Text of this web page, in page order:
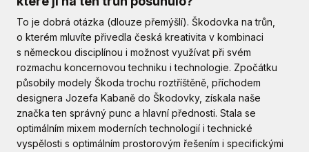
To je dobrá otázka (dlouze přemýšlí). Škodovka na trůn,
o kterém mluvíte přivedla česká kreativita v kombinaci
s německou disciplínou i možnost využívat při svém
rozmachu koncernovou techniku i technologie. Zpočátku
působily modely Škoda trochu roztříštěně, příchodem
designera Jozefa Kabaně do Škodovky, získala naše
značka ten správný punc a hlavní přednosti. Stala se
optimálním mixem moderních technologií i technické
vyspělosti s optimálním prostorovým řešením i specifickými